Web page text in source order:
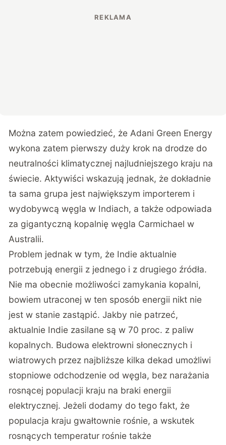
Można zatem powiedzieć, że Adani Green Energy
wykona zatem pierwszy duży krok na drodze do
neutralności klimatycznej najludniejszego kraju na
świecie. Aktywiści wskazują jednak, że dokładnie
ta sama grupa jest największym importerem i
wydobywcą węgla w Indiach, a także odpowiada
za gigantyczną kopalnię węgla Carmichael w
Australii.
Problem jednak w tym, że Indie aktualnie
potrzebują energii z jednego i z drugiego źródła.
Nie ma obecnie możliwości zamykania kopalni,
bowiem utraconej w ten sposób energii nikt nie
jest w stanie zastąpić. Jakby nie patrzeć,
aktualnie Indie zasilane są w 70 proc. z paliw
kopalnych. Budowa elektrowni słonecznych i
wiatrowych przez najbliższe kilka dekad umożliwi
stopniowe odchodzenie od węgla, bez narażania
rosnącej populacji kraju na braki energii
elektrycznej. Jeżeli dodamy do tego fakt, że
populacja kraju gwałtownie rośnie, a wskutek
rosnących temperatur rośnie także